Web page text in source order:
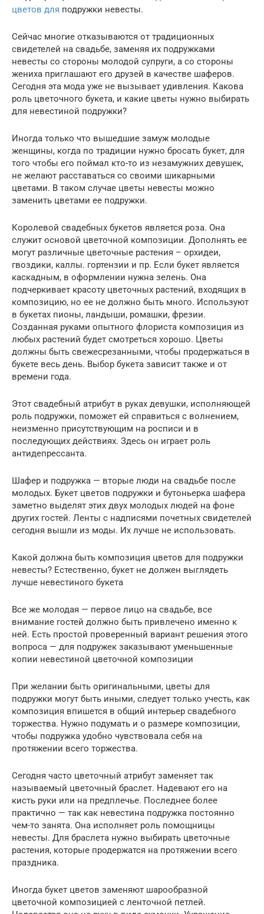
цветов для подружки невесты.
Сейчас многие отказываются от традиционных
свидетелей на свадьбе, заменяя их подружками
невесты со стороны молодой супруги, а со стороны
жениха приглашают его друзей в качестве шаферов.
Сегодня эта мода уже не вызывает удивления. Какова
роль цветочного букета, и какие цветы нужно выбирать
для невестиной подружки?
Иногда только что вышедшие замуж молодые
женщины, когда по традиции нужно бросать букет, для
того чтобы его поймал кто-то из незамужних девушек,
не желают расставаться со своими шикарными
цветами. В таком случае цветы невесты можно
заменить цветами ее подружки.
Королевой свадебных букетов является роза. Она
служит основой цветочной композиции. Дополнять ее
могут различные цветочные растения – орхидеи,
гвоздики, каллы. гортензии и пр. Если букет является
каскадным, в оформлении нужна зелень. Она
подчеркивает красоту цветочных растений, входящих в
композицию, но ее не должно быть много. Используют
в букетах пионы, ландыши, ромашки, фрезии.
Созданная руками опытного флориста композиция из
любых растений будет смотреться хорошо. Цветы
должны быть свежесрезанными, чтобы продержаться в
букете весь день. Выбор букета зависит также и от
времени года.
Этот свадебный атрибут в руках девушки, исполняющей
роль подружки, поможет ей справиться с волнением,
неизменно присутствующим на росписи и в
последующих действиях. Здесь он играет роль
антидепрессанта.
Шафер и подружка — вторые люди на свадьбе после
молодых. Букет цветов подружки и бутоньерка шафера
заметно выделят этих двух молодых людей на фоне
других гостей. Ленты с надписями почетных свидетелей
сегодня вышли из моды. Их лучше не использовать.
Какой должна быть композиция цветов для подружки
невесты? Естественно, букет не должен выглядеть
лучше невестиного букета
Все же молодая — первое лицо на свадьбе, все
внимание гостей должно быть привлечено именно к
ней. Есть простой проверенный вариант решения этого
вопроса — для подружек заказывают уменьшенные
копии невестиной цветочной композиции
При желании быть оригинальными, цветы для
подружки могут быть иными, следует только учесть, как
композиция впишется в общий интерьер свадебного
торжества. Нужно подумать и о размере композиции,
чтобы подружка удобно чувствовала себя на
протяжении всего торжества.
Сегодня часто цветочный атрибут заменяет так
называемый цветочный браслет. Надевают его на
кисть руки или на предплечье. Последнее более
практично — так как невестина подружка постоянно
чем-то занята. Она исполняет роль помощницы
невесты. Для браслета нужно выбирать цветочные
растения, которые продержатся на протяжении всего
праздника.
Иногда букет цветов заменяют шарообразной
цветочной композицией с ленточной петлей.